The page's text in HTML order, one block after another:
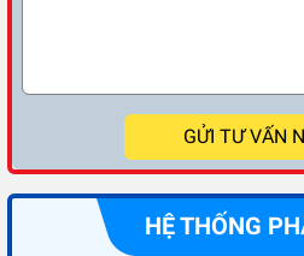
GỬI TƯ VẤN
HỆ THỐNG